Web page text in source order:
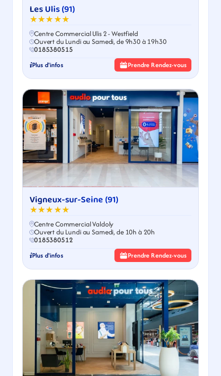
Les Ulis (91)
★★★★★
Centre Commercial Ulis 2 - Westfield
Ouvert du Lundi au Samedi, de 9h30 à 19h30
0185380515
Plus d'infos Prendre Rendez-vous
Vigneux-sur-Seine (91)
★★★★★
Centre Commercial Valdoly
Ouvert du Lundi au Samedi, de 10h à 20h
0185380512
Plus d'infos Prendre Rendez-vous